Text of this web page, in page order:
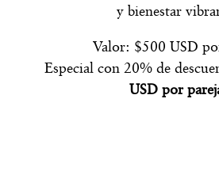
y bienestar
Valor: $500 USD
Especial con 20% de
USD por